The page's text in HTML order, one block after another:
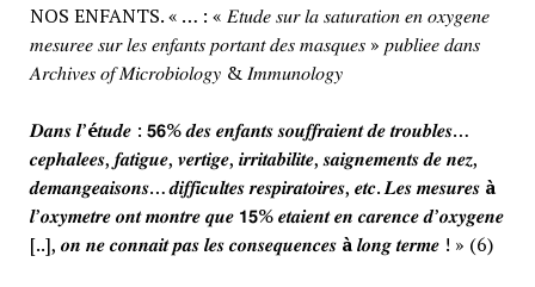
NOS ENFANTS. « … : « 𝐸𝑡𝑢𝑑𝑒 𝑠𝑢𝑟 𝑙𝑎 𝑠𝑎𝑡𝑢𝑟𝑎𝑡𝑖𝑜𝑛 𝑒𝑛 𝑜𝑥𝑦𝑔𝑒𝑛𝑒
𝑚𝑒𝑠𝑢𝑟𝑒𝑒 𝑠𝑢𝑟 𝑙𝑒𝑠 𝑒𝑛𝑓𝑎𝑛𝑡𝑠 𝑝𝑜𝑟𝑡𝑎𝑛𝑡 𝑑𝑒𝑠 𝑚𝑎𝑠𝑞𝑢𝑒𝑠 » 𝑝𝑢𝑏𝑙𝑖𝑒𝑒 𝑑𝑎𝑛𝑠
𝐴𝑟𝑐ℎ𝑖𝑣𝑒𝑠 𝑜𝑓 𝑀𝑖𝑐𝑟𝑜𝑏𝑖𝑜𝑙𝑜𝑔𝑦 & 𝐼𝑚𝑚𝑢𝑛𝑜𝑙𝑜𝑔𝑦
𝑫𝒂𝒏𝒔 𝒍’é𝒕𝒖𝒅𝒆 : 𝟱𝟲% 𝒅𝒆𝒔 𝒆𝒏𝒇𝒂𝒏𝒕𝒔 𝒔𝒐𝒖𝒇𝒇𝒓𝒂𝒊𝒆𝒏𝒕 𝒅𝒆 𝒕𝒓𝒐𝒖𝒃𝒍𝒆𝒔…
𝒄𝒆𝒑𝒉𝒂𝒍𝒆𝒆𝒔, 𝒇𝒂𝒕𝒊𝒈𝒖𝒆, 𝒗𝒆𝒓𝒕𝒊𝒈𝒆, 𝒊𝒓𝒓𝒊𝒕𝒂𝒃𝒊𝒍𝒊𝒕𝒆, 𝒔𝒂𝒊𝒈𝒏𝒆𝒎𝒆𝒏𝒕𝒔 𝒅𝒆 𝒏𝒆𝒛,
𝒅𝒆𝒎𝒂𝒏𝒈𝒆𝒂𝒊𝒔𝒐𝒏𝒔… 𝒅𝒊𝒇𝒇𝒊𝒄𝒖𝒍𝒕𝒆𝒔 𝒓𝒆𝒔𝒑𝒊𝒓𝒂𝒕𝒐𝒊𝒓𝒆𝒔, 𝒆𝒕𝒄. 𝑳𝒆𝒔 𝒎𝒆𝒔𝒖𝒓𝒆𝒔 à
𝒍’𝒐𝒙𝒚𝒎𝒆𝒕𝒓𝒆 𝒐𝒏𝒕 𝒎𝒐𝒏𝒕𝒓𝒆 𝒒𝒖𝒆 𝟭𝟱% 𝒆𝒕𝒂𝒊𝒆𝒏𝒕 𝒆𝒏 𝒄𝒂𝒓𝒆𝒏𝒄𝒆 𝒅’𝒐𝒙𝒚𝒈𝒆𝒏𝒆
[..], 𝒐𝒏 𝒏𝒆 𝒄𝒐𝒏𝒏𝒂𝒊𝒕 𝒑𝒂𝒔 𝒍𝒆𝒔 𝒄𝒐𝒏𝒔𝒆𝒒𝒖𝒆𝒏𝒄𝒆𝒔 à𝒍𝒐𝒏𝒈 𝒕𝒆𝒓𝒎𝒆 ! » (6)